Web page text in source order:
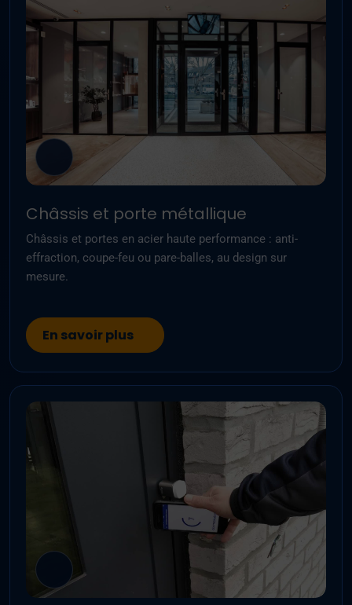
Châssis et porte métallique
Châssis et portes en acier haute performance : anti-
effraction, coupe-feu ou pare-balles, au design sur
mesure.
En savoir plus